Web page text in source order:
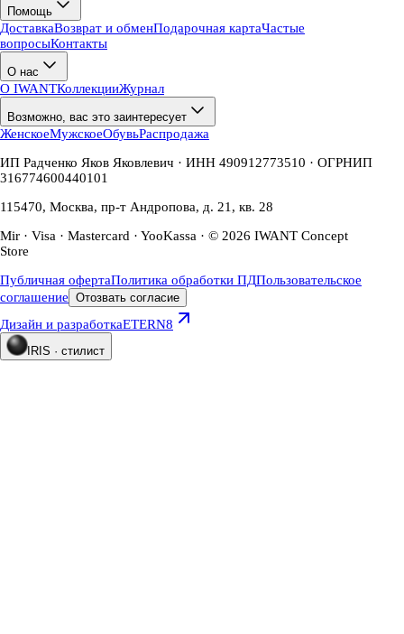
Помощь
ДоставкаВозврат и обменПодарочная картаЧастые
вопросыКонтакты
О нас
О IWANTКоллекцииЖурнал
Возможно, вас это заинтересует
ЖенскоеМужскоеОбувьРаспродажа
ИП Радченко Яков Яковлевич · ИНН 490912773510 · ОГРНИП
316774600440101
115470, Москва, пр-т Андропова, д. 21, кв. 28
Mir · Visa · Mastercard · YooKassa · © 2026 IWANT Concept
Store
Публичная офертаПолитика обработки ПДПользовательское
соглашение Отозвать согласие
Дизайн и разработкаETERN8
IRIS · стилист